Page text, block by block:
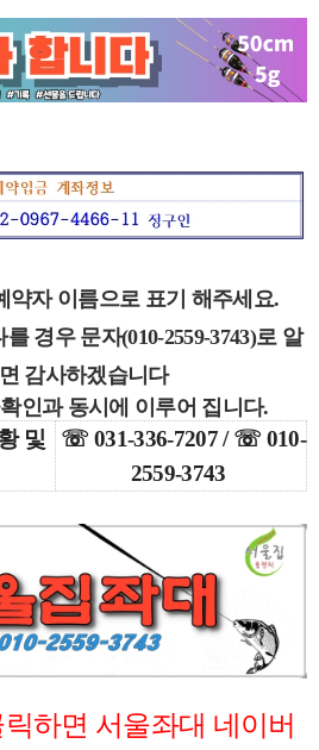
약자 이름으로 표기 해주세요.
경우 문자(010-2559-3743)로 알
감사하겠습니다
인과 동시에 이루어 집니다.
및
☏ 031-336-7207 / ☏ 010-
2559-3743
하면 서울좌대 네이버